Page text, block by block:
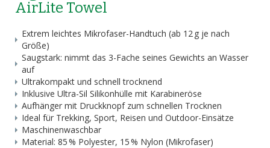
AirLite Towel
Extrem leichtes Mikrofaser-Handtuch (ab 12 g je nach
Größe)
Saugstark: nimmt das 3-Fache seines Gewichts an Wasser
auf
Ultrakompakt und schnell trocknend
Inklusive Ultra-Sil Silikonhülle mit Karabineröse
Aufhänger mit Druckknopf zum schnellen Trocknen
Ideal für Trekking, Sport, Reisen und Outdoor-Einsätze
Maschinenwaschbar
Material: 85 % Polyester, 15 % Nylon (Mikrofaser)